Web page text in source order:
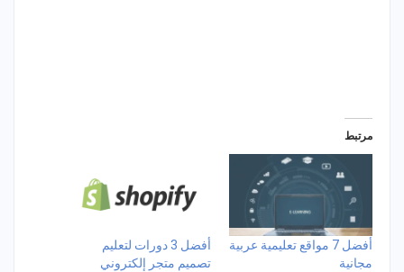
مرتبط
أفضل 7 مواقع تعليمية عربية
مجانية
أفضل 3 دورات لتعليم
تصميم متجر إلكتروني